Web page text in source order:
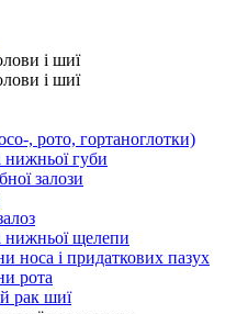
і шиї
і шиї
, рото, гортаноглотки)
нижньої губи
залози
нижньої щелепи
носа і придаткових пазух
рота
рак шиї